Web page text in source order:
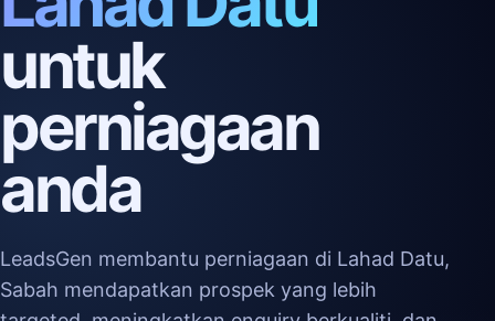
untuk
perniagaan
anda
LeadsGen membantu perniagaan di Lahad Datu,
Sabah mendapatkan prospek yang lebih